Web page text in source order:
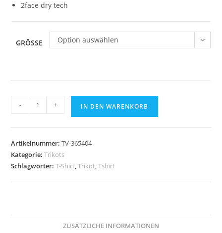
2face dry tech
GRÖSSE Option auswählen
Trikot
ROT
Menge
- + IN DEN WARENKORB
Artikelnummer:TV-365404
Kategorie:Trikots
Schlagwörter:T-Shirt,Trikot,Tshirt
ZUSÄTZLICHE INFORMATIONEN